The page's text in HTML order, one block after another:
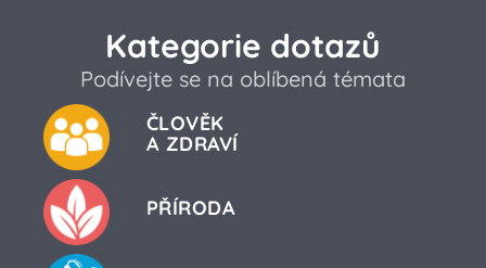
Kategorie dotazů
Podívejte se na oblíbená témata
ČLOVĚK
A ZDRAVÍ
PŘÍRODA